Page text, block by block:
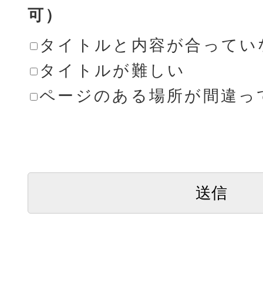
可）
タイトルと内容が合ってい
タイトルが難しい
ページのある場所が間違っ